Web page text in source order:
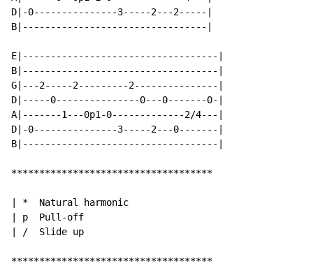
D|-0---------------3-----2---2-----|
B|---------------------------------|
E|-----------------------------------|
B|-----------------------------------|
G|---2-----2---------2---------------|
D|-----0---------------0---0-------0-|
A|-------1---0p1-0-------------2/4---|
D|-0---------------3-----2---0-------|
B|-----------------------------------|
************************************
| *  Natural harmonic
| p  Pull-off
| /  Slide up
************************************